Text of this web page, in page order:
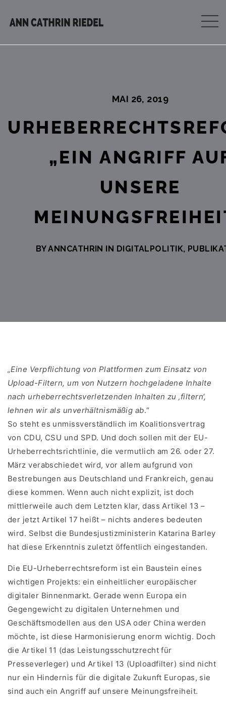
MAI 26, 2019
„EIN ANGRIFF
UNSERE
BY ANNCATHRIN IN DIGITALPOLITIK,
„Eine Verpflichtung von Plattformen zum Einsatz von
Upload-Filtern, um von Nutzern hochgeladene Inhalte
nach urheberrechtsverletzenden Inhalten zu ‚filtern‘,
lehnen wir als unverhältnismäßig ab.“
So steht es unmissverständlich im Koalitionsvertrag
von CDU, CSU und SPD. Und doch sollen mit der EU-
Urheberrechtsrichtlinie, die vermutlich am 26. oder 27.
März verabschiedet wird, vor allem aufgrund von
Bestrebungen aus Deutschland und Frankreich, genau
diese kommen. Wenn auch nicht explizit, ist doch
mittlerweile auch dem Letzten klar, dass Artikel 13 –
der jetzt Artikel 17 heißt – nichts anderes bedeuten
wird. Selbst die Bundesjustizministerin Katarina Barley
hat diese Erkenntnis zuletzt öffentlich eingestanden.
Die EU-Urheberrechtsreform ist ein Baustein eines
wichtigen Projekts: ein einheitlicher europäischer
digitaler Binnenmarkt. Gerade wenn Europa ein
Gegengewicht zu digitalen Unternehmen und
Geschäftsmodellen aus den USA oder China werden
möchte, ist diese Harmonisierung enorm wichtig. Doch
die Artikel 11 (das Leistungsschutzrecht für
Presseverleger) und Artikel 13 (Uploadfilter) sind nicht
nur ein Hindernis für die digitale Zukunft Europas, sie
sind auch ein Angriff auf unsere Meinungsfreiheit.